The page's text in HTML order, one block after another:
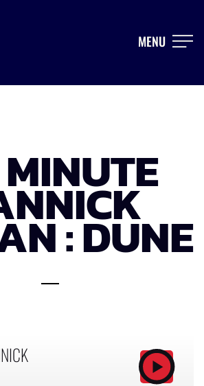
MENU
: DUNE